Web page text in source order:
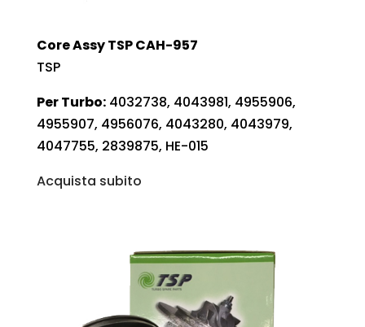
Core Assy TSP CAH-957
TSP
Per Turbo:4032738, 4043981, 4955906,
4955907, 4956076, 4043280, 4043979,
4047755, 2839875, HE-015
Acquista subito